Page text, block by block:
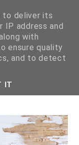
MĄCE
to deliver its
IP address and
with
ensure quality
and to detect
IT